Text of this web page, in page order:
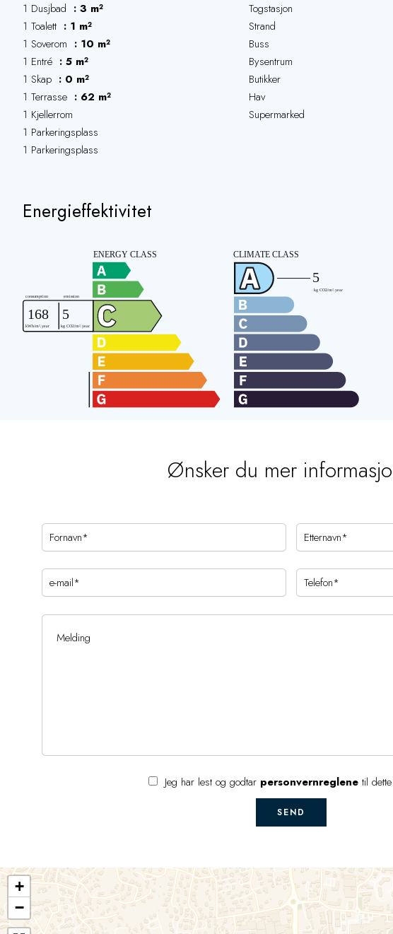
1 Dusjbad
3 m²
1 Toalett
1 m²
1 Soverom
10 m²
1 Entré
5 m²
1 Skap
0 m²
1 Terrasse
62 m²
1 Kjellerrom
1 Parkeringsplass
1 Parkeringsplass
Togstasjon
Strand
Buss
Bysentrum
Butikker
Hav
Supermarked
Energieffektivitet
Ønsker du mer
Jeg har lest og godtar personvernreglene til
SEND
+
−